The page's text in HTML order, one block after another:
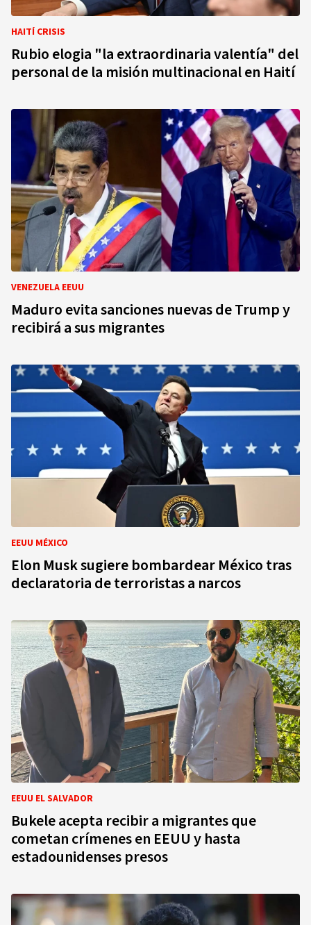
HAITÍ CRISIS
Rubio elogia "la extraordinaria valentía" del
personal de la misión multinacional en Haití
VENEZUELA EEUU
Maduro evita sanciones nuevas de Trump y
recibirá a sus migrantes
EEUU MÉXICO
Elon Musk sugiere bombardear México tras
declaratoria de terroristas a narcos
EEUU EL SALVADOR
Bukele acepta recibir a migrantes que
cometan crímenes en EEUU y hasta
estadounidenses presos